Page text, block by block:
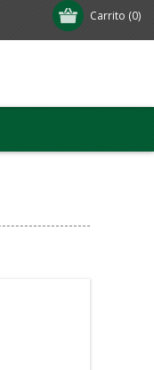
Carrito (0)